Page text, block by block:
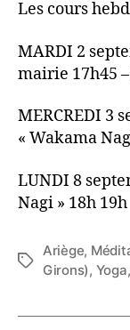
Les cours
MARDI 2
mairie 17h45
MERCREDI 3
« Wakama
LUNDI 8
Nagi » 18h 19h
Étiquettes
Ariège,
Girons), Yoga